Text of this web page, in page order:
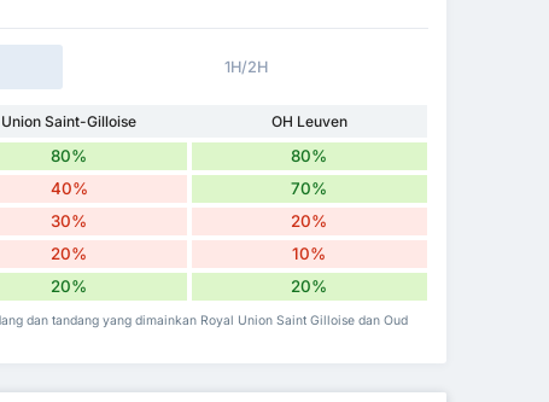
1H/2H
Union Saint-Gilloise
OH Leuven
80% 80%
40% 70%
30% 20%
20% 10%
20% 20%
dan tandang yang dimainkan Royal Union Saint Gilloise dan Oud